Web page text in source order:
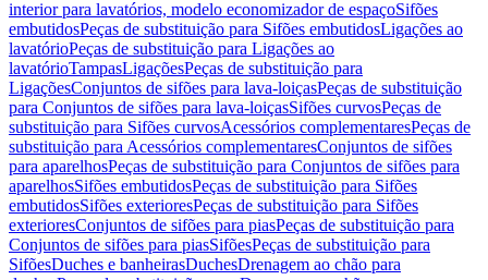
interior para lavatórios, modelo economizador de espaçoSifões
embutidosPeças de substituição para Sifões embutidosLigações ao
lavatórioPeças de substituição para Ligações ao
lavatórioTampasLigaçõesPeças de substituição para
LigaçõesConjuntos de sifões para lava-loiçasPeças de substituição
para Conjuntos de sifões para lava-loiçasSifões curvosPeças de
substituição para Sifões curvosAcessórios complementaresPeças de
substituição para Acessórios complementaresConjuntos de sifões
para aparelhosPeças de substituição para Conjuntos de sifões para
aparelhosSifões embutidosPeças de substituição para Sifões
embutidosSifões exterioresPeças de substituição para Sifões
exterioresConjuntos de sifões para piasPeças de substituição para
Conjuntos de sifões para piasSifõesPeças de substituição para
SifõesDuches e banheirasDuchesDrenagem ao chão para